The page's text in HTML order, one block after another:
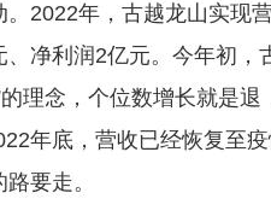
2022年，古越龙山实现
净利润2亿元。今年初，
理念，个位数增长就是退
年底，营收已经恢复至疫
要走。